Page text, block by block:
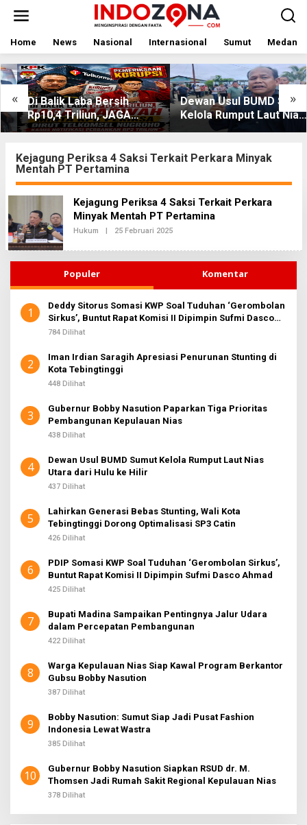
Home News Nasional Internasional Sumut Medan
« »
Di Balik Laba Bersih
Rp10,4 Triliun, JAGA
MARWAH Desak KPK
Nugroho Terkait Dugaan
Kasus Notifikasi
Perbankan
Dewan Usul BUMD Sumut
Kelola Rumput Laut Nias
Utara dari Hulu ke Hilir
Kejagung Periksa 4 Saksi Terkait Perkara Minyak
Mentah PT Pertamina
Kejagung Periksa 4 Saksi Terkait Perkara
Minyak Mentah PT Pertamina
Hukum | 25 Februari 2025Oleh
Populer Komentar
1
Deddy Sitorus Somasi KWP Soal Tuduhan ‘Gerombolan
Sirkus’, Buntut Rapat Komisi II Dipimpin Sufmi Dasco
Ahmad
784 Dilihat
2
Iman Irdian Saragih Apresiasi Penurunan Stunting di
Kota Tebingtinggi
448 Dilihat
3
Gubernur Bobby Nasution Paparkan Tiga Prioritas
Pembangunan Kepulauan Nias
438 Dilihat
4
Dewan Usul BUMD Sumut Kelola Rumput Laut Nias
Utara dari Hulu ke Hilir
437 Dilihat
5
Lahirkan Generasi Bebas Stunting, Wali Kota
Tebingtinggi Dorong Optimalisasi SP3 Catin
426 Dilihat
6
PDIP Somasi KWP Soal Tuduhan ‘Gerombolan Sirkus’,
Buntut Rapat Komisi II Dipimpin Sufmi Dasco Ahmad
425 Dilihat
7
Bupati Madina Sampaikan Pentingnya Jalur Udara
dalam Percepatan Pembangunan
422 Dilihat
8
Warga Kepulauan Nias Siap Kawal Program Berkantor
Gubsu Bobby Nasution
387 Dilihat
9
Bobby Nasution: Sumut Siap Jadi Pusat Fashion
Indonesia Lewat Wastra
385 Dilihat
10
Gubernur Bobby Nasution Siapkan RSUD dr. M.
Thomsen Jadi Rumah Sakit Regional Kepulauan Nias
378 Dilihat